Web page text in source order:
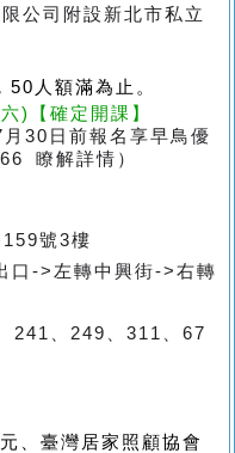
公司附設新北市私立
50人額滿為止。
)
【確定開課】
30日前報名享早鳥優
瞭解詳情）
159號3樓
口->左轉中興街->右轉
241、249、311、67
、臺灣居家照顧協會